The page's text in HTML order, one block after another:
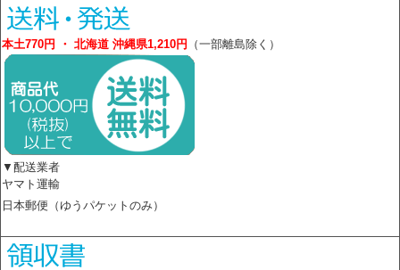
本土770円 ・ 北海道 沖縄県1,210円 （一部離島除く）
▼配送業者
ヤマト運輸
日本郵便（ゆうパケットのみ）